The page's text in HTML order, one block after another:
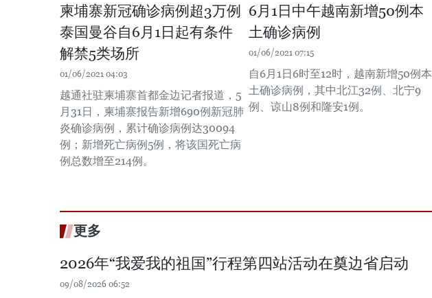
柬埔寨新冠确诊病例超3万例
泰国曼谷自6月1日起有条件
解禁5类场所
01/06/2021 04:03
越通社驻柬埔寨首都金边记者报道，5
月31日，柬埔寨报告新增690例新冠肺
炎确诊病例，累计确诊病例达30094
例；新增死亡病例5例，将该国死亡病
例总数增至214例。
6月1日中午越南新增50例本
土确诊病例
01/06/2021 07:15
自6月1日6时至12时，越南新增50例本
土确诊病例，其中北江32例、北宁9
例、谅山8例和隆安1例。
更多
2026年“我爱我的祖国”行程第四站活动在奠边省启动
09/08/2026 06:52